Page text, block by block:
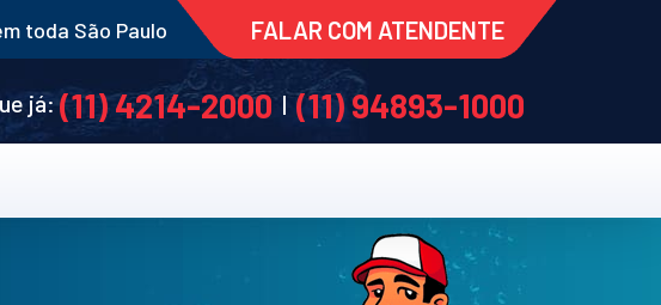
toda São Paulo FALAR COM ATENDENTE
já: (11) 4214-2000|(11) 94893-1000